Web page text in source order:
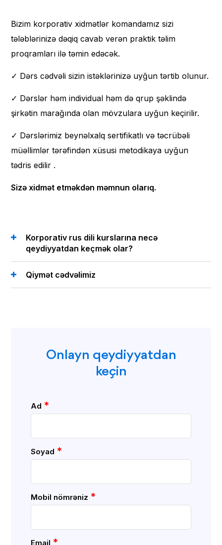
Onlayn qeydiyyatdan
keçin
Ad *
Soyad *
Mobil nömrəniz *
Email *
Bizim korporativ xidmətlər komandamız sizi
tələblərinizə dəqiq cavab verən praktik təlim
proqramları ilə təmin edəcək.
✓ Dərs cədvəli sizin istəklərinizə uyğun tərtib olunur.
✓ Dərslər həm individual həm də qrup şəklində
şirkətin marağında olan mövzulara uyğun keçirilir.
✓ Dərslərimiz beynəlxalq sertifikatlı və təcrübəli
müəllimlər tərəfindən xüsusi metodikaya uyğun
tədris edilir .
Sizə xidmət etməkdən məmnun olarıq.
Korporativ rus dili kurslarına necə
qeydiyyatdan keçmək olar?
Qiymət cədvəlimiz